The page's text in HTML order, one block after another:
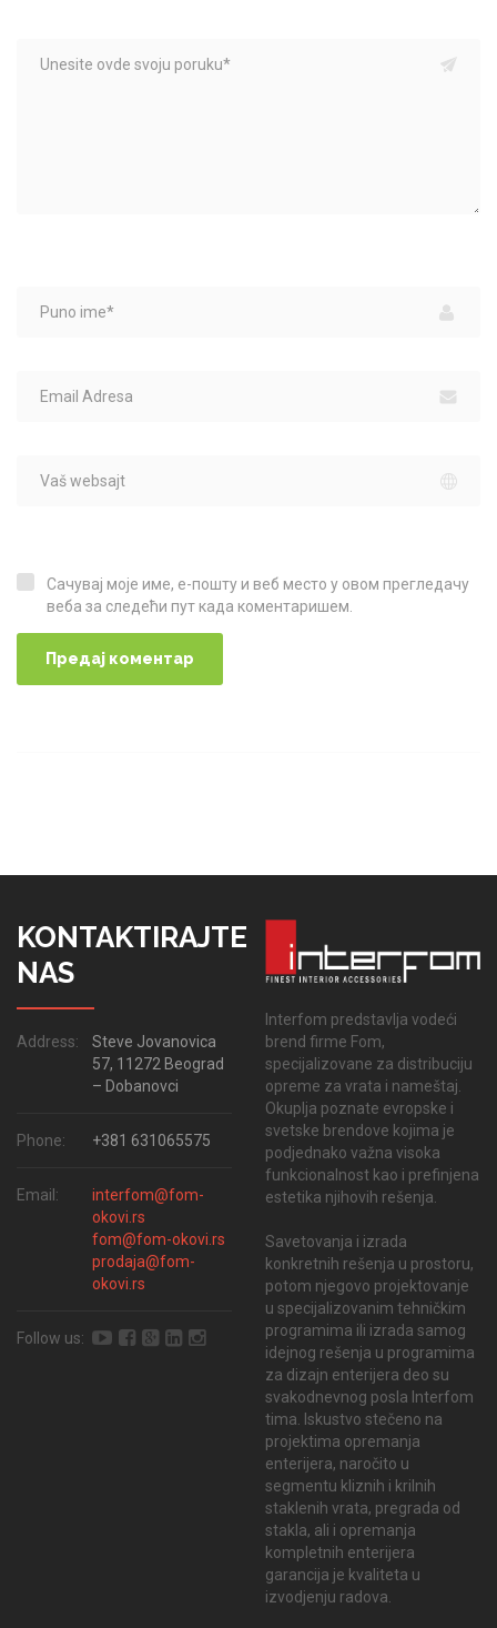
Сачувај моје име, е-пошту и веб место у овом прегледачу веба за следећи пут када коментаришем.
Сачувај моје име, е-пошту и веб место у овом прегледачу
веба за следећи пут када коментаришем.
KONTAKTIRAJTE
NAS
Address:
Steve Jovanovica
57, 11272 Beograd
– Dobanovci
Phone: +381 631065575
Email:
interfom@fom-
okovi.rs
fom@fom-okovi.rs
prodaja@fom-
okovi.rs
Follow us:
Interfom predstavlja vodeći
brend firme Fom,
specijalizovane za distribuciju
opreme za vrata i nameštaj.
Okuplja poznate evropske i
svetske brendove kojima je
podjednako važna visoka
funkcionalnost kao i prefinjena
estetika njihovih rešenja.
Savetovanja i izrada
konkretnih rešenja u prostoru,
potom njegovo projektovanje
u specijalizovanim tehničkim
programima ili izrada samog
idejnog rešenja u programima
za dizajn enterijera deo su
svakodnevnog posla Interfom
tima. Iskustvo stečeno na
projektima opremanja
enterijera, naročito u
segmentu kliznih i krilnih
staklenih vrata, pregrada od
stakla, ali i opremanja
kompletnih enterijera
garancija je kvaliteta u
izvodjenju radova.